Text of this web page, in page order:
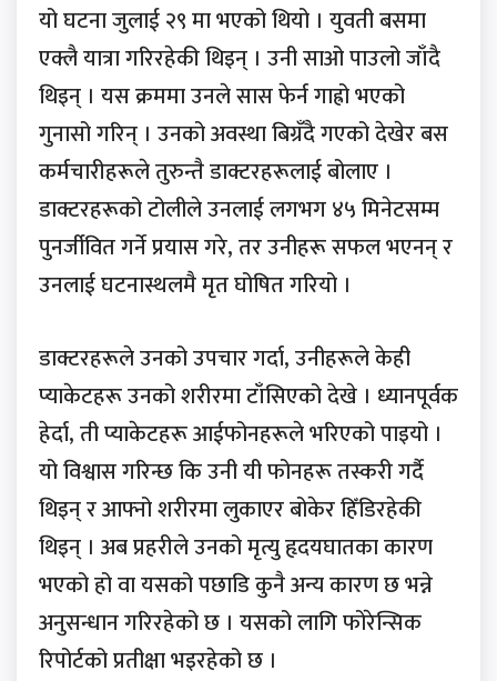
यो घटना जुलाई २९ मा भएको थियो । युवती बसमा
एक्लै यात्रा गरिरहेकी थिइन् । उनी साओ पाउलो जाँदै
थिइन् । यस क्रममा उनले सास फेर्न गाह्रो भएको
गुनासो गरिन् । उनको अवस्था बिग्रँदै गएको देखेर बस
कर्मचारीहरूले तुरुन्तै डाक्टरहरूलाई बोलाए ।
डाक्टरहरूको टोलीले उनलाई लगभग ४५ मिनेटसम्म
पुनर्जीवित गर्ने प्रयास गरे, तर उनीहरू सफल भएनन् र
उनलाई घटनास्थलमै मृत घोषित गरियो ।
डाक्टरहरूले उनको उपचार गर्दा, उनीहरूले केही
प्याकेटहरू उनको शरीरमा टाँसिएको देखे । ध्यानपूर्वक
हेर्दा, ती प्याकेटहरू आईफोनहरूले भरिएको पाइयो ।
यो विश्वास गरिन्छ कि उनी यी फोनहरू तस्करी गर्दै
थिइन् र आफ्नो शरीरमा लुकाएर बोकेर हिँडिरहेकी
थिइन् । अब प्रहरीले उनको मृत्यु हृदयघातका कारण
भएको हो वा यसको पछाडि कुनै अन्य कारण छ भन्ने
अनुसन्धान गरिरहेको छ । यसको लागि फोरेन्सिक
रिपोर्टको प्रतीक्षा भइरहेको छ ।